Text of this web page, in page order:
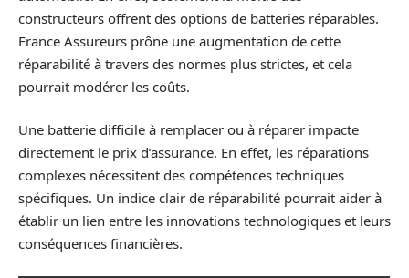
constructeurs offrent des options de batteries réparables.
France Assureurs prône une augmentation de cette
réparabilité à travers des normes plus strictes, et cela
pourrait modérer les coûts.
Une batterie difficile à remplacer ou à réparer impacte
directement le prix d’assurance. En effet, les réparations
complexes nécessitent des compétences techniques
spécifiques. Un indice clair de réparabilité pourrait aider à
établir un lien entre les innovations technologiques et leurs
conséquences financières.